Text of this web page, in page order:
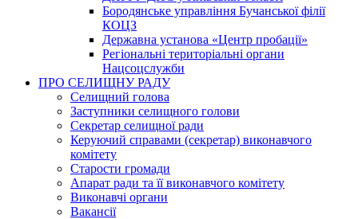
Бородянське управління Бучанської філії
КОЦЗ
Державна установа «Центр пробації»
Регіональні територіальні органи
Нацсоцслужби
ПРО СЕЛИЩНУ РАДУ
Селищний голова
Заступники селищного голови
Секретар селищної ради
Керуючий справами (секретар) виконавчого
комітету
Старости громади
Апарат ради та її виконавчого комітету
Виконавчі органи
Вакансії